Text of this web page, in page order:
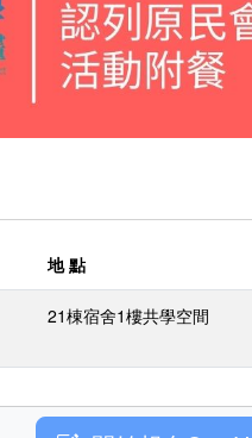
地 點
21棟宿舍1樓共學空間